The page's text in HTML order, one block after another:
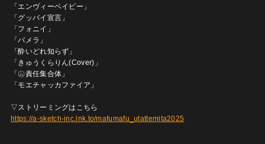
「エンヴィーベイビー」
「グッバイ宣言」
「フォニイ」
「パメラ」
「酔いどれ知らず」
「きゅうくらりん(Cover)」
「㋰責任集合体」
「モエチャッカファイア」
▽ストリーミングはこちら
https://a-sketch-inc.lnk.to/mafumafu_utattemita2025